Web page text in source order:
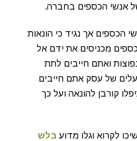
אנשי הכספים בחברה.
הכספים אך נגיד כי הונאות
מכניסים את ידם אל
ואתם חייבים לתת
של עסק אתם חייבים
קורבן להונאה ועל כך
לקרוא וגלו מדוע בלש